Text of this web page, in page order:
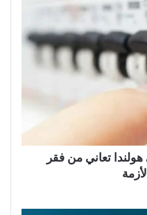
تعاني من فقر